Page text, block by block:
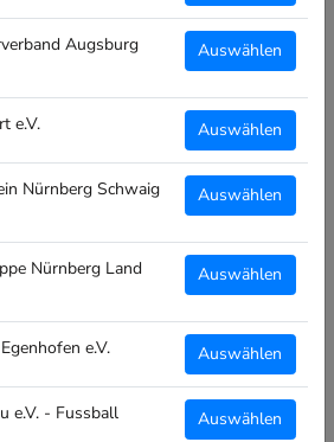
Augsburg
Auswählen
e.V. Auswählen
Nürnberg Schwaig
Auswählen
Nürnberg Land
Auswählen
e.V. Auswählen
e.V. - Fussball Auswählen
CLIQUE
S/S HERREN -
ULRICHSHOF
028244-68 XS RCU
€24,95
inkl. MwSt
L XL XXXL